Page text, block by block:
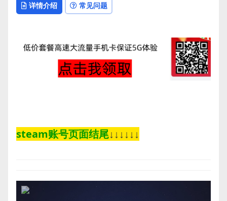
详情介绍 常见问题
steam账号页面结尾↓↓↓↓↓↓